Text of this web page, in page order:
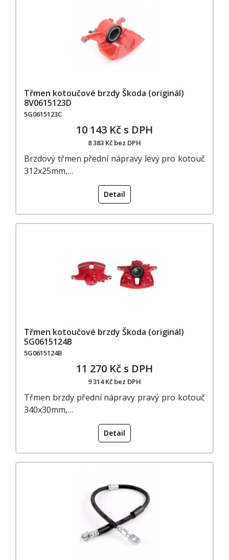
Třmen kotoučové brzdy Škoda (originál)
8V0615123D
5G0615123C
10 143 Kč s DPH
8 383 Kč bez DPH
Brzdový třmen přední nápravy levý pro kotouč
312x25mm,…
Detail
Třmen kotoučové brzdy Škoda (originál)
5G0615124B
5G0615124B
11 270 Kč s DPH
9 314 Kč bez DPH
Třmen brzdy přední nápravy pravý pro kotouč
340x30mm,…
Detail